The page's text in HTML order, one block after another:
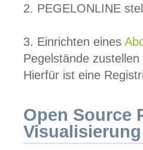
2. PEGELONLINE
3. Einrichten eines
Pegelstände
Hierfür ist eine
Open Source
Visualisierung